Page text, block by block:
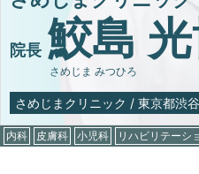
院長 鮫島
さめじま みつひろ
さめじまクリニック / 東京都渋
内科 皮膚科 小児科 リハビリテーシ